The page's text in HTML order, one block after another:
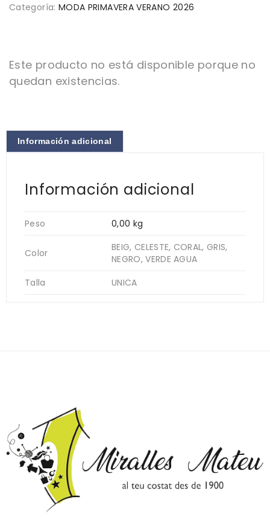
Categoría: MODA PRIMAVERA VERANO 2026
Este producto no está disponible porque no
quedan existencias.
Información adicional
Información adicional
Peso 0,00 kg
Color
BEIG, CELESTE, CORAL, GRIS,
NEGRO, VERDE AGUA
Talla
UNICA